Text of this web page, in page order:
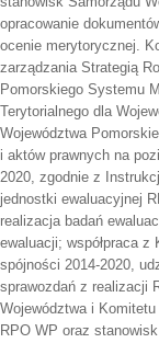
opracowanie
ocenie merytorycznej.
zarządzania Strategią
Pomorskiego Systemu
Terytorialnego dla
Województwa
i aktów prawnych na
2020, zgodnie z
jednostki ewaluacyjnej
realizacja badań
ewaluacji; współpraca
spójności 2014-2020,
sprawozdań z realizacji
Województwa i
RPO WP oraz